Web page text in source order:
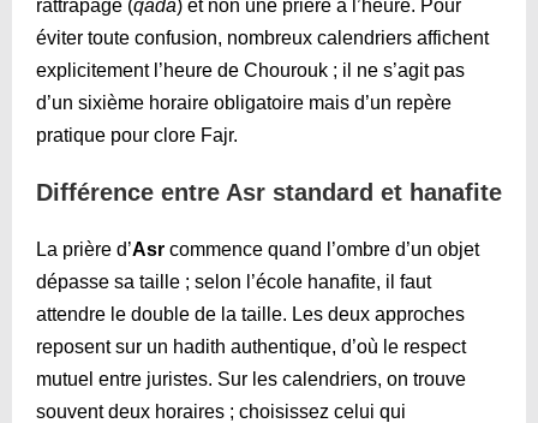
rattrapage (qada) et non une prière à l’heure. Pour
éviter toute confusion, nombreux calendriers affichent
explicitement l’heure de Chourouk ; il ne s’agit pas
d’un sixième horaire obligatoire mais d’un repère
pratique pour clore Fajr.
Différence entre Asr standard et hanafite
La prière d’Asr commence quand l’ombre d’un objet
dépasse sa taille ; selon l’école hanafite, il faut
attendre le double de la taille. Les deux approches
reposent sur un hadith authentique, d’où le respect
mutuel entre juristes. Sur les calendriers, on trouve
souvent deux horaires ; choisissez celui qui